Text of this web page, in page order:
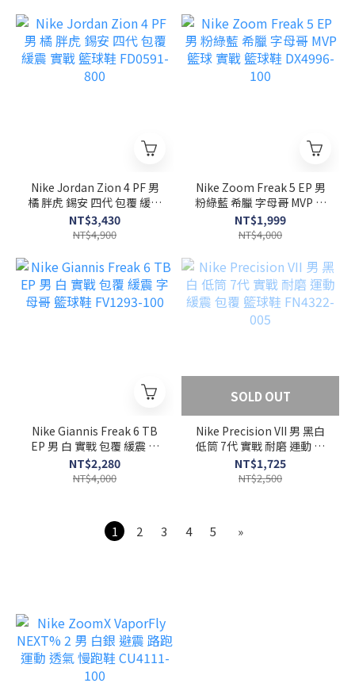
Nike Jordan Zion 4 PF 男
橘 胖虎 錫安 四代 包覆 緩震
實戰 籃球鞋 FD0591-800
NT$3,430
NT$4,900
Nike Zoom Freak 5 EP 男
粉綠藍 希臘 字母哥 MVP 籃
球 實戰 籃球鞋 DX4996-
100
NT$1,999
NT$4,000
Nike Giannis Freak 6 TB
EP 男 白 實戰 包覆 緩震 字
母哥 籃球鞋 FV1293-100
NT$2,280
NT$4,000
SOLD OUT
Nike Precision VII 男 黑白
低筒 7代 實戰 耐磨 運動 緩
震 包覆 籃球鞋 FN4322-
005
NT$1,725
NT$2,500
1 2 3 4 5 »